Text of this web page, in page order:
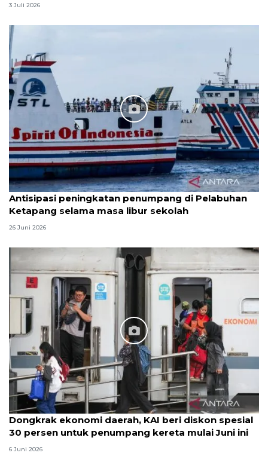
3 Juli 2026
Antisipasi peningkatan penumpang di Pelabuhan
Ketapang selama masa libur sekolah
26 Juni 2026
Dongkrak ekonomi daerah, KAI beri diskon spesial
30 persen untuk penumpang kereta mulai Juni ini
6 Juni 2026